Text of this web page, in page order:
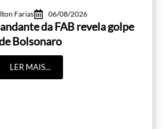
Farias 06/08/2026
da FAB revela golpe
Bolsonaro
LER MAIS...